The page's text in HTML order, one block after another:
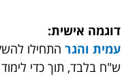
דוגמה אישית:
עמית והגר
ש"ח בלבד, תוך כדי